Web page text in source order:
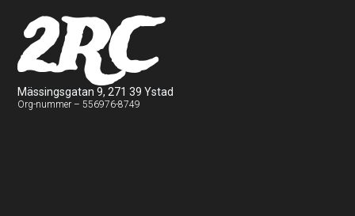
2RC
Mässingsgatan 9, 271 39 Ystad
Org-nummer – 556976-8749